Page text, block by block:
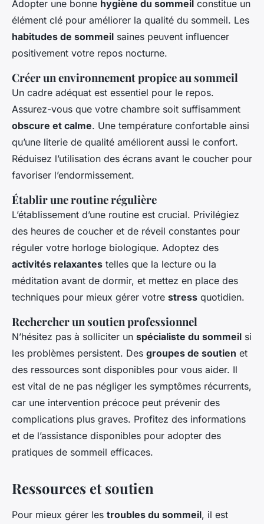
Adopter une bonne hygiène du sommeil constitue un
élément clé pour améliorer la qualité du sommeil. Les
habitudes de sommeil saines peuvent influencer
positivement votre repos nocturne.
Créer un environnement propice au sommeil
Un cadre adéquat est essentiel pour le repos.
Assurez-vous que votre chambre soit suffisamment
obscure et calme. Une température confortable ainsi
qu’une literie de qualité améliorent aussi le confort.
Réduisez l’utilisation des écrans avant le coucher pour
favoriser l’endormissement.
Établir une routine régulière
L’établissement d’une routine est crucial. Privilégiez
des heures de coucher et de réveil constantes pour
réguler votre horloge biologique. Adoptez des
activités relaxantes telles que la lecture ou la
méditation avant de dormir, et mettez en place des
techniques pour mieux gérer votre stress quotidien.
Rechercher un soutien professionnel
N’hésitez pas à solliciter un spécialiste du sommeil si
les problèmes persistent. Des groupes de soutien et
des ressources sont disponibles pour vous aider. Il
est vital de ne pas négliger les symptômes récurrents,
car une intervention précoce peut prévenir des
complications plus graves. Profitez des informations
et de l’assistance disponibles pour adopter des
pratiques de sommeil efficaces.
Ressources et soutien
Pour mieux gérer les troubles du sommeil, il est